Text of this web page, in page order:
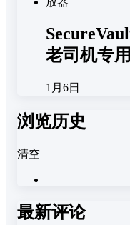
老司机专
1月6日
浏览历史
清空
最新评论